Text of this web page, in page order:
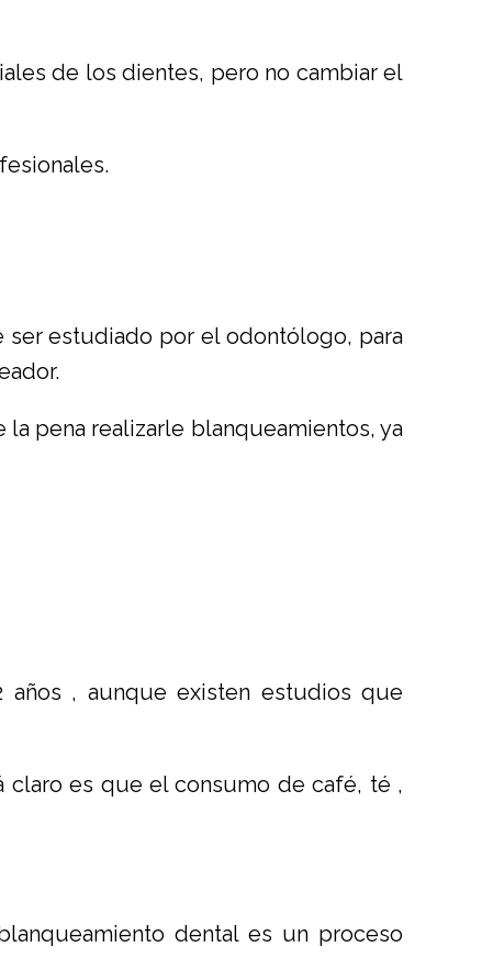
de los dientes, pero no cambiar el
estudiado por el odontólogo, para
pena realizarle blanqueamientos, ya
, aunque existen estudios que
es que el consumo de café, té ,
dental es un proceso